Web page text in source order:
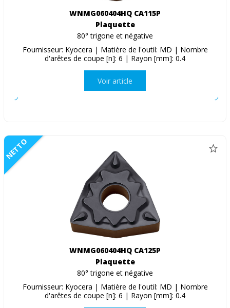
WNMG060404HQ CA115P
Plaquette
80° trigone et négative
Fournisseur: Kyocera | Matière de l'outil: MD | Nombre
d'arêtes de coupe [n]: 6 | Rayon [mm]: 0.4
Voir article
NETTO
WNMG060404HQ CA125P
Plaquette
80° trigone et négative
Fournisseur: Kyocera | Matière de l'outil: MD | Nombre
d'arêtes de coupe [n]: 6 | Rayon [mm]: 0.4